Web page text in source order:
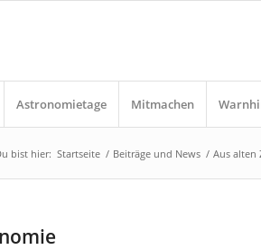
Astronomietage Mitmachen
bist hier: Startseite / Beiträge und News / Aus alten